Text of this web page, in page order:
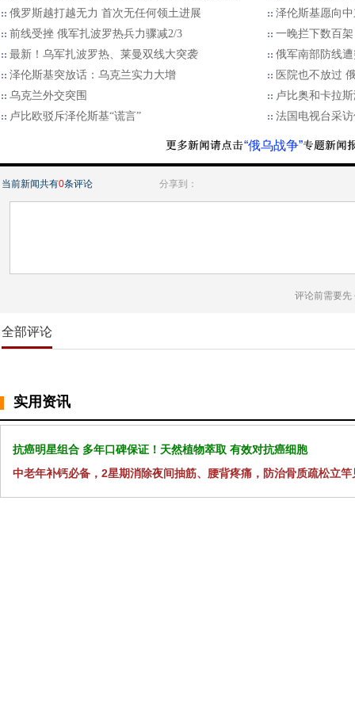
俄罗斯越打越无力 首次无任何领土进展
泽伦斯基愿向
前线受挫 俄军扎波罗热兵力骤减2/3
一晚拦下数百
最新！乌军扎波罗热、莱曼双线大突袭
俄军南部防线
泽伦斯基突放话：乌克兰实力大增
医院也不放过
乌克兰外交突围
卢比奥和卡拉
卢比欧驳斥泽伦斯基“谎言”
法国电视台采
“俄乌战争”
当前新闻共有0条评论 分享到：
评论前需要先
全部评论
实用资讯
抗癌明星组合 多年口碑保证！天然植物萃取 有效对抗癌细胞
中老年补钙必备，2星期消除夜间抽筋、腰背疼痛，防治骨质疏松立竿